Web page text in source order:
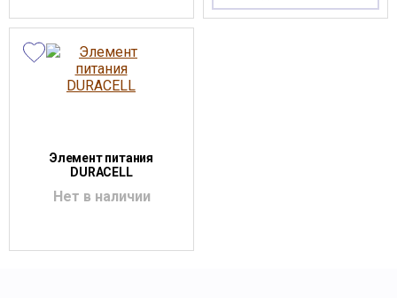
Элемент питания
DURACELL
Нет в наличии